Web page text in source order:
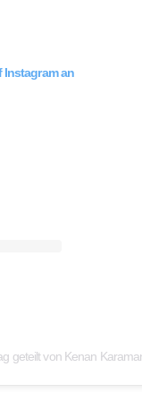
Instagram an
geteilt von Kenan